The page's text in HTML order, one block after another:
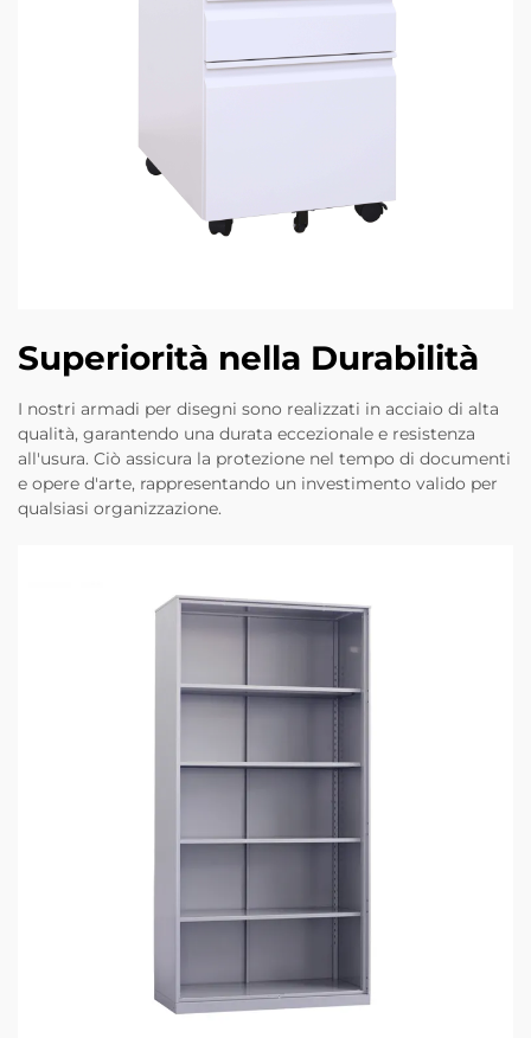
Superiorità nella Durabilità
I nostri armadi per disegni sono realizzati in acciaio di alta
qualità, garantendo una durata eccezionale e resistenza
all'usura. Ciò assicura la protezione nel tempo di documenti
e opere d'arte, rappresentando un investimento valido per
qualsiasi organizzazione.